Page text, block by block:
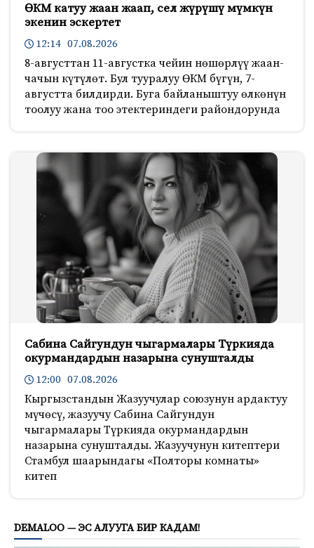
ӨКМ катуу жаан жаап, сел жүрүшү мүмкүн
экенин эскертет
12:14 07.08.2026
8-августтан 11-августка чейин нөшөрлүү жаан-
чачын күтүлөт. Бул тууралуу ӨКМ бүгүн, 7-
августта билдирди. Буга байланыштуу өлкөнүн
тоолуу жана тоо этектериндеги райондорунда
Сабина Сайгундун чыгармалары Түркияда
окурмандардын назарына сунушталды
12:00 07.08.2026
Кыргызстандын Жазуучулар союзунун ардактуу
мүчөсү, жазуучу Сабина Сайгундун
чыгармалары Түркияда окурмандардын
назарына сунушталды. Жазуучунун китептери
Стамбул шаарындагы «Полторы комнаты»
китеп
DEMALOO — ЭС АЛУУГА БИР КАДАМ!